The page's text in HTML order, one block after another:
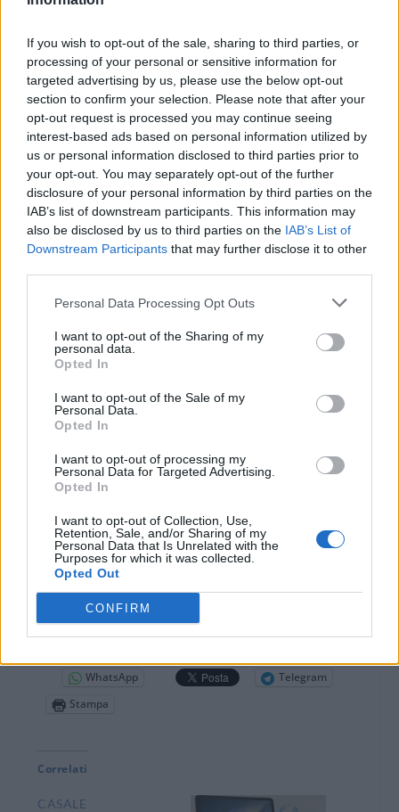
If you wish to opt-out of the sale, sharing to third parties, or
processing of your personal or sensitive information for
targeted advertising by us, please use the below opt-out
section to confirm your selection. Please note that after your
opt-out request is processed you may continue seeing
interest-based ads based on personal information utilized by
us or personal information disclosed to third parties prior to
your opt-out. You may separately opt-out of the further
disclosure of your personal information by third parties on the
IAB’s list of downstream participants. This information may
also be disclosed by us to third parties on the IAB’s List of
Downstream Participants that may further disclose it to other
Personal Data Processing Opt Outs
I want to opt-out of the Sharing of my
personal data.
Opted In
I want to opt-out of the Sale of my
Personal Data.
Opted In
I want to opt-out of processing my
Personal Data for Targeted Advertising.
Opted In
I want to opt-out of Collection, Use,
Retention, Sale, and/or Sharing of my
Personal Data that Is Unrelated with the
Purposes for which it was collected.
Opted Out
CONFIRM
DOWNLOAD QR 🠋
Condividi:
WhatsApp
Telegram
Stampa
Correlati
CASALE